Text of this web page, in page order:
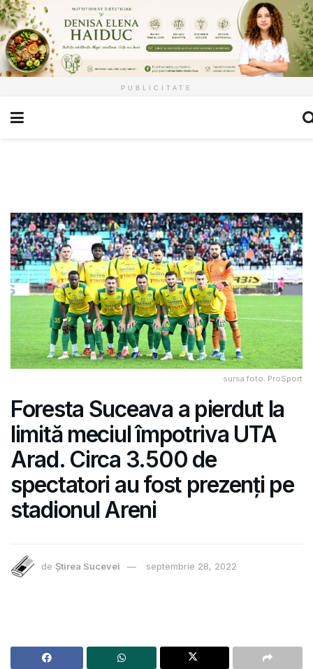
PUBLICITATE
sursa foto: ProSport
Foresta Suceava a pierdut la
limită meciul împotriva UTA
Arad. Circa 3.500 de
spectatori au fost prezenți pe
stadionul Areni
de Știrea Sucevei septembrie 28, 2022